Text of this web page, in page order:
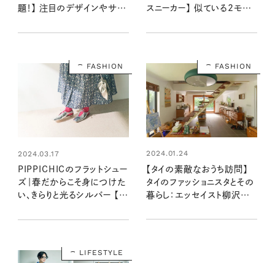
題！】 注目のデザインやサイ
Vol.1
スニーカー】 似ている2モデ
詳しい2人が解説 Vol.3
FASHION
2024.03.17
PIPPICHICのフラットシュー
ズ｜春だからこそ身につけた
い、きらりと光るシルバー 【大
FASHION
2024.01.24
【タイの素敵なおうち訪問】
タイのファッショニスタとその
暮らし：エッセイスト柳沢小
LIFESTYLE